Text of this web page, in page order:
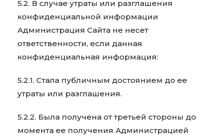
5.2. В случае утраты или разглашения
конфиденциальной информации
Администрация Сайта не несет
ответственности, если данная
конфиденциальная информация:
5.2.1. Стала публичным достоянием до ее
утраты или разглашения.
5.2.2. Была получена от третьей стороны до
момента ее получения Администрацией